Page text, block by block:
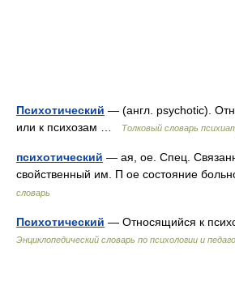
Психотический — (англ. psychotic).
или к психозам …
Толковый словарь
психотический — ая, ое. Спец.
свойственный им. П ое состояние
словарь
Психотический — Относящийся к
Энциклопедический словарь по психологии и